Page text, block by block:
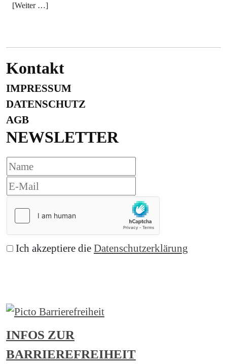
[Weiter …]
Kontakt
IMPRESSUM
DATENSCHUTZ
AGB
NEWSLETTER
Ich akzeptiere die Datenschutzerklärung
INFOS ZUR
BARRIEREFREIHEIT